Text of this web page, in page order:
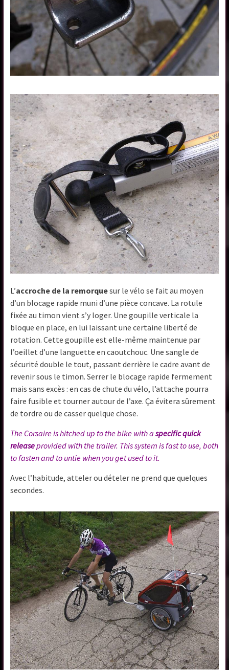
L’accroche de la remorquesur le vélo se fait au moyen
d’un blocage rapide muni d’une pièce concave. La rotule
fixée au timon vient s’y loger. Une goupille verticale la
bloque en place, en lui laissant une certaine liberté de
rotation. Cette goupille est elle-même maintenue par
l’oeillet d’une languette en caoutchouc. Une sangle de
sécurité double le tout, passant derrière le cadre avant de
revenir sous le timon. Serrer le blocage rapide fermement
mais sans excès : en cas de chute du vélo, l’attache pourra
faire fusible et tourner autour de l’axe. Ça évitera sûrement
de tordre ou de casser quelque chose.
The Corsaire is hitched up to the bike with aspecific quick
releaseprovided with the trailer. This system is fast to use, both
to fasten and to untie when you get used to it.
Avec l’habitude, atteler ou dételer ne prend que quelques
secondes.